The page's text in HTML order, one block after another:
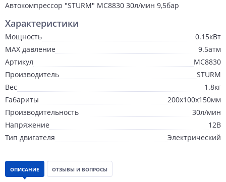
Автокомпрессор "STURM" MC8830 30л/мин 9,5бар
Характеристики
Мощность
0.15кВт
MAX давление
9.5атм
Артикул
MC8830
Производитель
STURM
Вес
1.8кг
Габариты
200x100x150мм
Производительность
30л/мин
Напряжение
12В
Тип двигателя
Электрический
ОПИСАНИЕ ОТЗЫВЫ И ВОПРОСЫ